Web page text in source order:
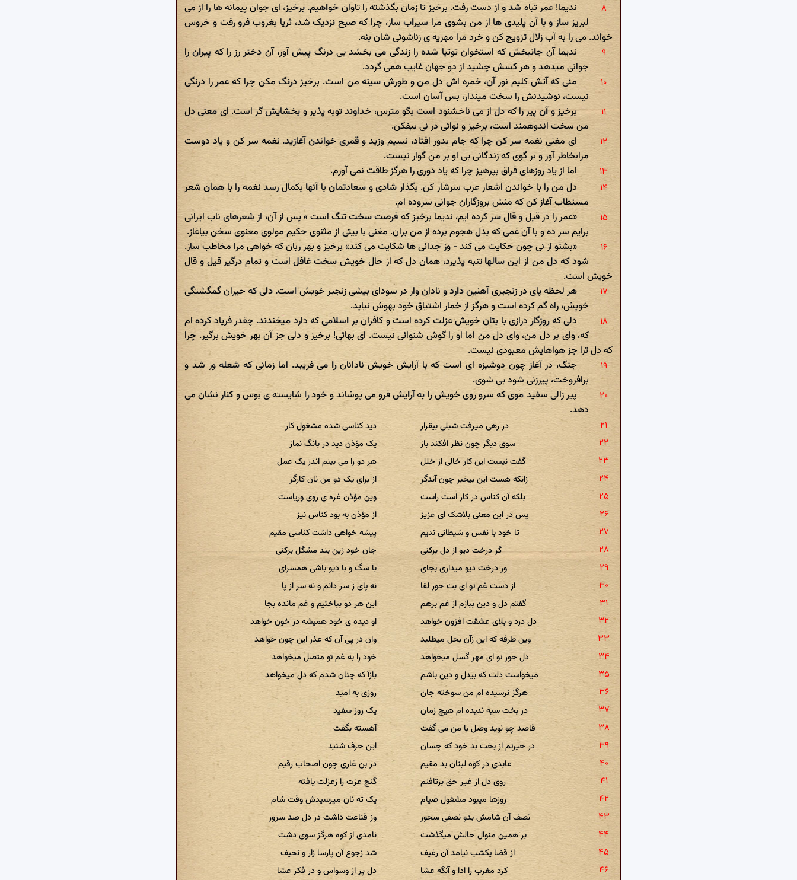
ندیما! عمر تباه شد و از دست رفت. برخیز تا زمان بگذشته را تاوان خواهیم. برخیز، ای جوان پیمانه ها را از می
لبریز ساز و با آن پلیدی ها از من بشوی مرا سیراب ساز، چرا که صبح نزدیک شد، ثریا بغروب فرو رفت و خروس
خواند. می را به آب زلال تزویج کن و خرد مرا مهریه ی زناشوئی شان بنه.
ندیما آن جانبخش که استخوان توتیا شده را زندگی می بخشد بی درنگ پیش آور، آن دختر رز را که پیران را
جوانی میدهد و هر کسش چشید از دو جهان غایب همی گردد.
مئی که آتش کلیم نور آن، خمره اش دل من و طورش سینه من است. برخیز درنگ مکن چرا که عمر را درنگی
نیست، نوشیدنش را سخت مپندار، بس آسان است.
برخیز و آن پیر را که دل از می ناخشنود است بگو مترس، خداوند توبه پذیر و بخشایش گر است. ای معنی دل
من سخت اندوهمند است، برخیز و نوائی در نی بیفکن.
ای مغنی نغمه سر کن چرا که جام بدور افتاد، نسیم وزید و قمری خواندن آغازید. نغمه سر کن و یاد دوست
مرابخاطر آور و بر گوی که زندگانی بی او بر من گوار نیست.
اما از یاد روزهای فراق بپرهیز چرا که یاد دوری را هرگز طاقت نمی آورم.
دل من را با خواندن اشعار عرب سرشار کن. بگذار شادی و سعادتمان با آنها بکمال رسد نغمه را با همان شعر
مستطاب آغاز کن که منش بروزگاران جوانی سروده ام.
«عمر را در قیل و قال سر کرده ایم، ندیما برخیز که فرصت سخت تنگ است » پس از آن، از شعرهای ناب ایرانی
برایم سر ده و با آن غمی که بدل هجوم برده از من بران. مغنی با بیتی از مثنوی حکیم مولوی معنوی سخن بیاغاز.
«بشنو از نی چون حکایت می کند - وز جدائی ها شکایت می کند» برخیز و بهر ربان که خواهی مرا مخاطب ساز.
شود که دل من از این سالها تنبه پذیرد، همان دل که از حال خویش سخت غافل است و تمام درگیر قیل و قال
خویش است.
هر لحظه پای در زنجیری آهنین دارد و نادان وار در سودای بیشی زنجیر خویش است. دلی که حیران گمگشتگی
خویش، راه گم کرده است و هرگز از خمار اشتیاق خود بهوش نیاید.
دلی که روزگار درازی با بتان خویش عزلت کرده است و کافران بر اسلامی که دارد میخندند. چقدر فریاد کرده ام
که، وای بر دل من، وای دل من اما او را گوش شنوائی نیست. ای بهائی! برخیز و دلی جز آن بهر خویش برگیر. چرا
که دل ترا جز هواهایش معبودی نیست.
جنگ، در آغاز چون دوشیزه ای است که با آرایش خویش نادانان را می فریبد. اما زمانی که شعله ور شد و
برافروخت، پیرزنی شود بی شوی.
پیر زالی سفید موی که سرو روی خویش را به آرایش فرو می پوشاند و خود را شایسته ی بوس و کنار نشان می
دهد.
در رهی میرفت شبلی بیقرار
دید کناسی شده مشغول کار
سوی دیگر چون نظر افکند باز
یک مؤذن دید در بانگ نماز
گفت نیست این کار خالی از خلل
هر دو را می بینم اندر یک عمل
زانکه هست این بیخبر چون آندگر
از برای یک دو من نان کارگر
بلکه آن کناس در کار است راست
وین مؤذن غره ی روی وریاست
پس در این معنی بلاشک ای عزیز
از مؤذن به بود کناس نیز
تا خود با نفس و شیطانی ندیم
پیشه خواهی داشت کناسی مقیم
گر درخت دیو از دل برکنی
جان خود زین بند مشگل برکنی
ور درخت دیو میداری بجای
با سگ و با دیو باشی همسرای
از دست غم تو ای بت حور لقا
نه پای ز سر دانم و نه سر از پا
گفتم دل و دین ببازم از غم برهم
این هر دو بباختیم و غم مانده بجا
دل درد و بلای عشقت افزون خواهد
او دیده ی خود همیشه در خون خواهد
وین طرفه که این زآن بحل میطلبد
وان در پی آن که عذر این چون خواهد
دل جور تو ای مهر گسل میخواهد
خود را به غم تو متصل میخواهد
میخواست دلت که بیدل و دین باشم
بازآ که چنان شدم که دل میخواهد
هرگز نرسیده ام من سوخته جان
روزی به امید
در بخت سیه ندیده ام هیچ زمان
یک روز سفید
قاصد چو نوید وصل با من می گفت
آهسته بگفت
در حیرتم از بخت بد خود که چسان
این حرف شنید
عابدی در کوه لبنان بد مقیم
در بن غاری چون اصحاب رقیم
روی دل از غیر حق برتافتم
گنج عزت را زعزلت یافته
روزها میبود مشغول صیام
یک ته نان میرسیدش وقت شام
نصف آن شامش بدو نصفی سحور
وز قناعت داشت در دل صد سرور
بر همین منوال حالش میگذشت
نامدی از کوه هرگز سوی دشت
از قضا یکشب نیامد آن رغیف
شد زجوع آن پارسا زار و نحیف
کرد مغرب را ادا و آنگه عشا
دل پر از وسواس و در فکر عشا